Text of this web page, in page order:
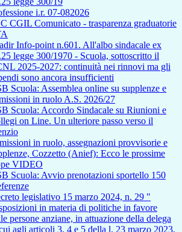
i.r. 07-082026
CGIL Comunicato - trasparenza graduatorie
Info-point n.601. All'albo sindacale ex
legge 300/1970 - Scuola, sottoscritto il
2025-2027: continuità nei rinnovi ma gli
sono ancora insufficienti
Scuola: Assemblea online su supplenze e
in ruolo A.S. 2026/27
Scuola: Accordo Sindacale su Riunioni e
on Line. Un ulteriore passo verso il
in ruolo, assegnazioni provvisorie e
Cozzetto (Anief): Ecco le prossime
VIDEO
Scuola: Avvio prenotazioni sportello 150
legislativo 15 marzo 2024, n. 29 "
in materia di politiche in favore
persone anziane, in attuazione della delega
agli articoli 3, 4 e 5 della l. 23 marzo 2023,